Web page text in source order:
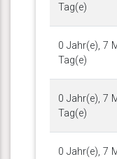
Tag(e)
0 Jahr(e), 7
Tag(e)
0 Jahr(e), 7
Tag(e)
0 Jahr(e), 7